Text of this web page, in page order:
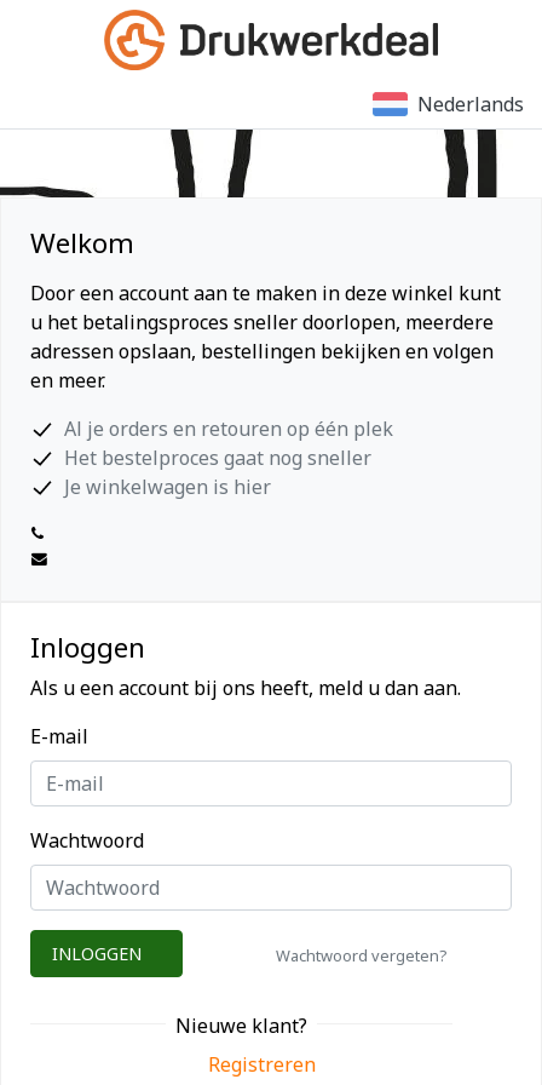
Nederlands
Welkom
Door een account aan te maken in deze winkel kunt
u het betalingsproces sneller doorlopen, meerdere
adressen opslaan, bestellingen bekijken en volgen
en meer.
Al je orders en retouren op één plek
Het bestelproces gaat nog sneller
Je winkelwagen is hier
Inloggen
Als u een account bij ons heeft, meld u dan aan.
E-mail
Wachtwoord
INLOGGEN Wachtwoord vergeten?
Nieuwe klant?
Registreren